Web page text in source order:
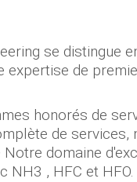
se distingue
expertise de
honorés de
de
Notre domaine
NH3 , HFC et HFO.